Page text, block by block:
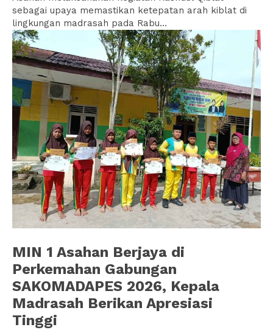
sebagai upaya memastikan ketepatan arah kiblat di
lingkungan madrasah pada Rabu...
MIN 1 Asahan Berjaya di
Perkemahan Gabungan
SAKOMADAPES 2026, Kepala
Madrasah Berikan Apresiasi
Tinggi